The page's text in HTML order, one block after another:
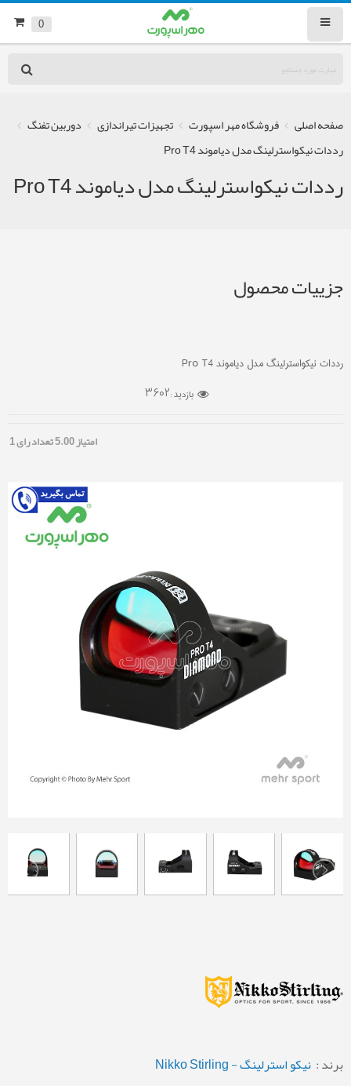
0
صفحه اصلی فروشگاه مهر اسپورت تجهیزات تیراندازی
دوربین تفنگ
رددات نیکواسترلینگ مدل دیاموند Pro T4
رددات نیکواسترلینگ مدل دیاموند Pro T4
جزییات محصول
رددات نیکواسترلینگ مدل دیاموند Pro T4
بازدید :3602
امتیاز5.00تعداد رای1
برند : نیکو استرلینگ - Nikko Stirling